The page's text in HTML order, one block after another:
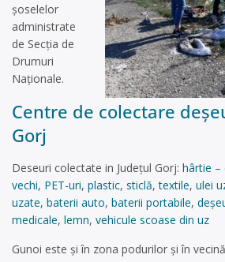
șoselelor
administrate
de Secția de
Drumuri
Naționale.
Centre de colectare
Gorj
Deseuri colectate in Județul Gorj: hârtie –
vechi, PET-uri, plastic, sticlă,textile, ulei
uzate, baterii auto, baterii portabile,
medicale, lemn, vehicule scoase din uz
Gunoi este și în zona podurilor și în